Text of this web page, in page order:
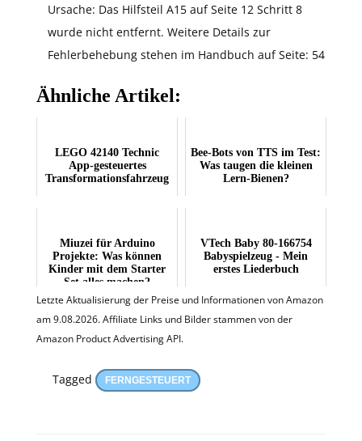
Ursache: Das Hilfsteil A15 auf Seite 12 Schritt 8
wurde nicht entfernt. Weitere Details zur
Fehlerbehebung stehen im Handbuch auf Seite: 54
Ähnliche Artikel:
LEGO 42140 Technic
App-gesteuertes
Transformationsfahrzeug
Bee-Bots von TTS im Test:
Was taugen die kleinen
Lern-Bienen?
Miuzei für Arduino
Projekte: Was können
Kinder mit dem Starter
Set alles machen?
VTech Baby 80-166754
Babyspielzeug - Mein
erstes Liederbuch
Letzte Aktualisierung der Preise und Informationen von Amazon
am 9.08.2026. Affiliate Links und Bilder stammen von der
Amazon Product Advertising API.
Tagged FERNGESTEUERT